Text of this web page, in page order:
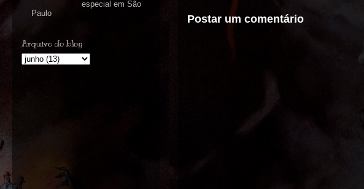
Postar um comentário
especial em São
Paulo
Arquivo do blog